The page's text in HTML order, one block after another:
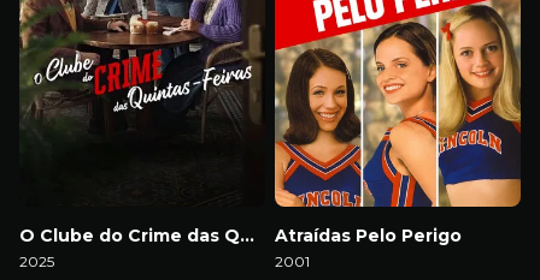
O Clube do Crime das Quintas-Feiras
2025
Atraídas Pelo Perigo
2001